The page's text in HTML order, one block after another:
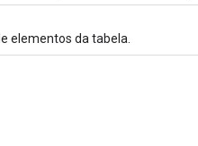
elementos da tabela.